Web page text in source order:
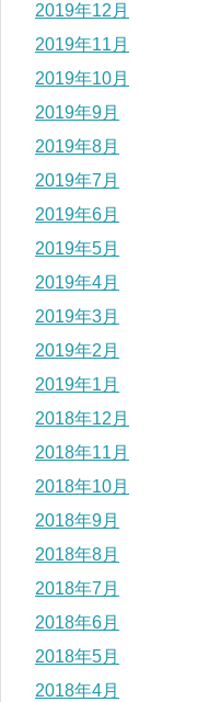
2019年12月
2019年11月
2019年10月
2019年9月
2019年8月
2019年7月
2019年6月
2019年5月
2019年4月
2019年3月
2019年2月
2019年1月
2018年12月
2018年11月
2018年10月
2018年9月
2018年8月
2018年7月
2018年6月
2018年5月
2018年4月